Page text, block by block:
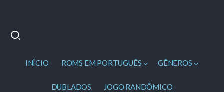
INÍCIO ROMS EM PORTUGUÊS GÊNEROS
DUBLADOS JOGO RANDÔMICO